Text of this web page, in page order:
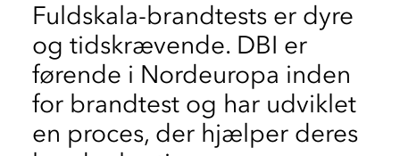
Fuldskala-brandtests er dyre
og tidskrævende. DBI er
førende i Nordeuropa inden
for brandtest og har udviklet
en proces, der hjælper deres